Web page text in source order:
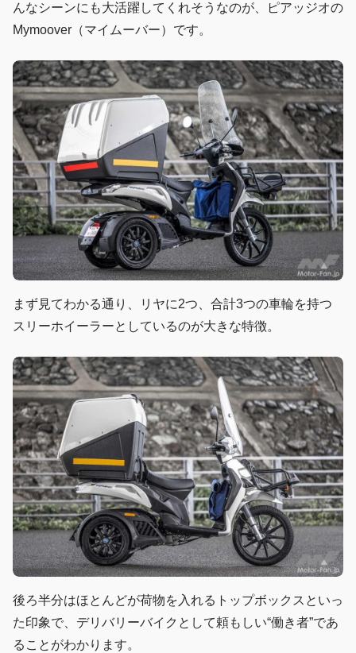
んなシーンにも大活躍してくれそうなのが、ピアッジオの
Mymoover（マイムーバー）です。
まず見てわかる通り、リヤに2つ、合計3つの車輪を持つ
スリーホイーラーとしているのが大きな特徴。
後ろ半分はほとんどが荷物を入れるトップボックスといっ
た印象で、デリバリーバイクとして頼もしい“働き者”であ
ることがわかります。